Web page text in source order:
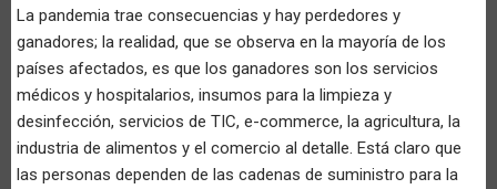
La pandemia trae consecuencias y hay perdedores y
ganadores; la realidad, que se observa en la mayoría de los
países afectados, es que los ganadores son los servicios
médicos y hospitalarios, insumos para la limpieza y
desinfección, servicios de TIC, e-commerce, la agricultura, la
industria de alimentos y el comercio al detalle. Está claro que
las personas dependen de las cadenas de suministro para la